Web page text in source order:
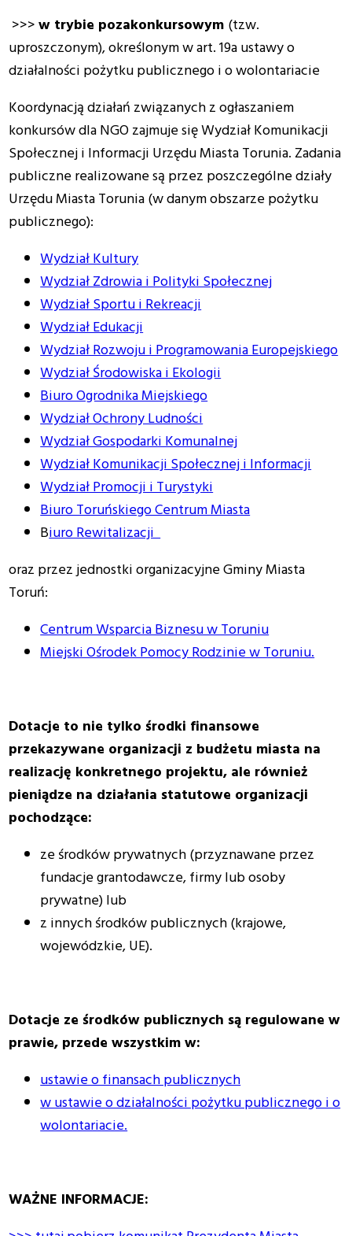
>>>w trybie pozakonkursowym (tzw.
uproszczonym), określonym w art. 19a ustawy o
działalności pożytku publicznego i o wolontariacie
Koordynacją działań związanych z ogłaszaniem
konkursów dla NGO zajmuje się Wydział Komunikacji
Społecznej i Informacji Urzędu Miasta Torunia. Zadania
publiczne realizowane są przez poszczególne działy
Urzędu Miasta Torunia (w danym obszarze pożytku
publicznego):
Wydział Kultury
Wydział Zdrowia i Polityki Społecznej
Wydział Sportu i Rekreacji
Wydział Edukacji
Wydział Rozwoju i Programowania Europejskiego
Wydział Środowiska i Ekologii
Biuro Ogrodnika Miejskiego
Wydział Ochrony Ludności
Wydział Gospodarki Komunalnej
Wydział Komunikacji Społecznej i Informacji
Wydział Promocji i Turystyki
Biuro Toruńskiego Centrum Miasta
Biuro Rewitalizacji
oraz przez jednostki organizacyjne Gminy Miasta
Toruń:
Centrum Wsparcia Biznesu w Toruniu
Miejski Ośrodek Pomocy Rodzinie w Toruniu.
Dotacje to nie tylko środki finansowe
przekazywane organizacji z budżetu miasta na
realizację konkretnego projektu, ale również
pieniądze na działania statutowe organizacji
pochodzące:
ze środków prywatnych (przyznawane przez
fundacje grantodawcze, firmy lub osoby
prywatne) lub
z innych środków publicznych (krajowe,
wojewódzkie, UE).
Dotacje ze środków publicznych są regulowane w
prawie, przede wszystkim w:
ustawie o finansach publicznych
w ustawie o działalności pożytku publicznego i o
wolontariacie.
WAŻNE INFORMACJE: